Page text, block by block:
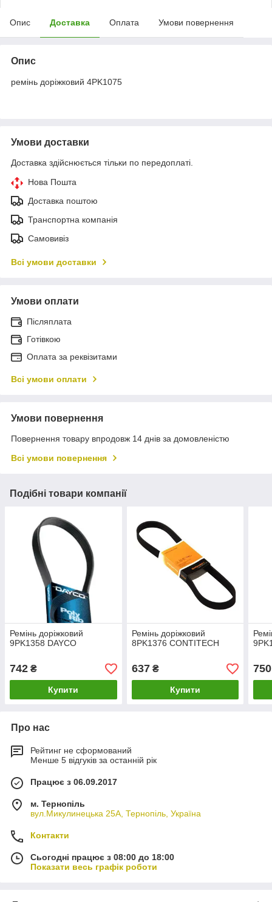
Опис Доставка Оплата Умови повернення
Опис
ремінь доріжковий 4PK1075
Умови доставки
Доставка здійснюється тільки по передоплаті.
Нова Пошта
Доставка поштою
Транспортна компанія
Самовивіз
Всі умови доставки
Умови оплати
Післяплата
Готівкою
Оплата за реквізитами
Всі умови оплати
Умови повернення
Повернення товару впродовж 14 днів за домовленістю
Всі умови повернення
Подібні товари компанії
Ремінь доріжковий
9PK1358 DAYCO
742 ₴
Купити
Ремінь доріжковий
8PK1376 CONTITECH
637₴
Купити
750
Про нас
Рейтинг не сформований
Менше 5 відгуків за останній рік
Працює з 06.09.2017
м. Тернопіль
вул.Микулинецька 25А, Тернопіль, Україна
Контакти
Сьогодні працює з 08:00 до 18:00
Показати весь графік роботи